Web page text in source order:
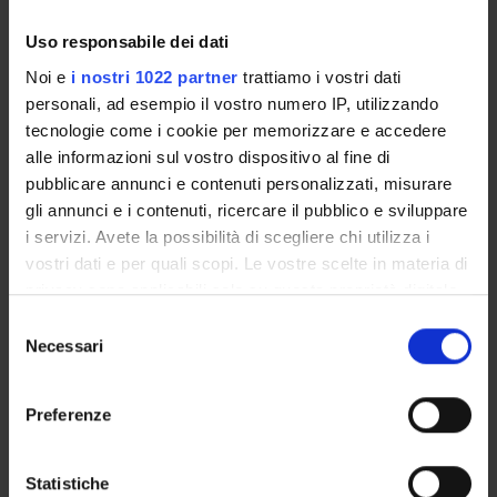
Uso responsabile dei dati
Noi e i nostri 1022 partner trattiamo i vostri dati
personali, ad esempio il vostro numero IP, utilizzando
tecnologie come i cookie per memorizzare e accedere
alle informazioni sul vostro dispositivo al fine di
pubblicare annunci e contenuti personalizzati, misurare
gli annunci e i contenuti, ricercare il pubblico e sviluppare
i servizi. Avete la possibilità di scegliere chi utilizza i
vostri dati e per quali scopi. Le vostre scelte in materia di
privacy sono applicabili solo su questa proprietà digitale
modificare o revocare il proprio consenso in qualsiasi
momento dalla Dichiarazione sui cookie o facendo clic
raccogliere informazioni sulla tua posizione
delNecessari
Preferenze
Statistiche
17 18 19
24 25 26 27 28 29
31 1 2 3 4 5 6
Persone